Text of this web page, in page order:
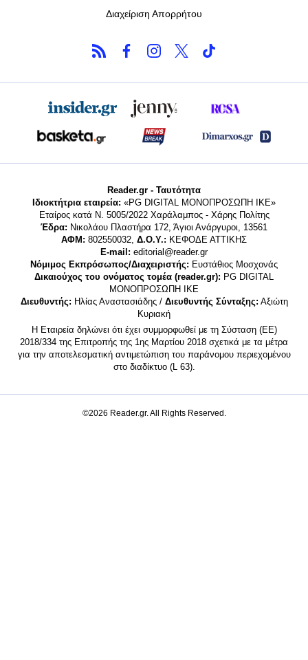
Διαχείριση Απορρήτου
Reader.gr - Ταυτότητα
Ιδιοκτήτρια εταιρεία: «PG DIGITAL MONΟΠΡΟΣΩΠΗ ΙΚΕ»
Εταίρος κατά Ν. 5005/2022 Χαράλαμπος - Χάρης Πολίτης
Έδρα: Νικολάου Πλαστήρα 172, Άγιοι Ανάργυροι, 13561
ΑΦΜ: 802550032, Δ.Ο.Υ.: ΚΕΦΟΔΕ ΑΤΤΙΚΗΣ
E-mail: editorial@reader.gr
Νόμιμος Εκπρόσωπος/Διαχειριστής: Ευστάθιος Μοσχονάς
Δικαιούχος του ονόματος τομέα (reader.gr): PG DIGITAL
MONΟΠΡΟΣΩΠΗ ΙΚΕ
Διευθυντής: Ηλίας Αναστασιάδης / Διευθυντής Σύνταξης: Αξιώτη
Κυριακή
Η Εταιρεία δηλώνει ότι έχει συμμορφωθεί με τη Σύσταση (ΕΕ)
2018/334 της Επιτροπής της 1ης Μαρτίου 2018 σχετικά με τα μέτρα
για την αποτελεσματική αντιμετώπιση του παράνομου περιεχομένου
στο διαδίκτυο (L 63).
©2026 Reader.gr. All Rights Reserved.